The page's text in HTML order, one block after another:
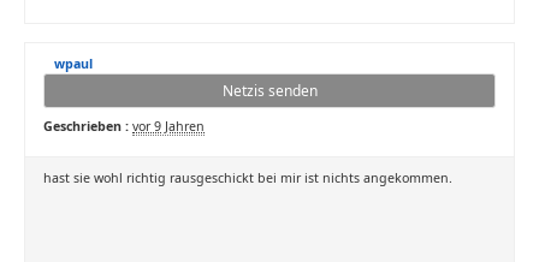
wpaul
Netzis senden
Geschrieben : vor 9 Jahren
hast sie wohl richtig rausgeschickt bei mir ist nichts angekommen.